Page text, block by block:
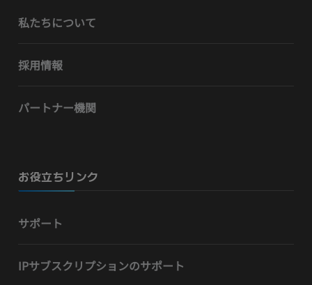
私たちについて
採用情報
パートナー機関
お役立ちリンク
サポート
IPサブスクリプションのサポート